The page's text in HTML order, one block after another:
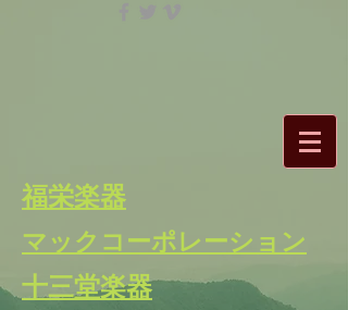
​福栄楽器
​マックコーポレーション
十三堂楽器